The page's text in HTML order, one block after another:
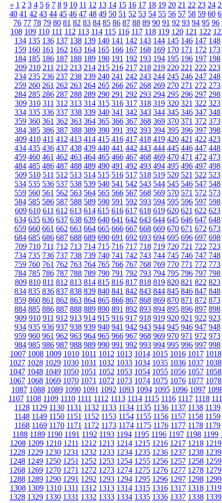
« 1 2 3 4 5 6 7 8 9 10 11 12 13 14 15 16 17 18 19 20 21 22 23 24
40 41 42 43 44 45 46 47 48 49 50 51 52 53 54 55 56 57 58 59 60
76 77 78 79 80 81 82 83 84 85 86 87 88 89 90 91 92 93 94 95 96
108 109 110 111 112 113 114 115 116 117 118 119 120 121 122
134 135 136 137 138 139 140 141 142 143 144 145 146 147 148
159 160 161 162 163 164 165 166 167 168 169 170 171 172 173
184 185 186 187 188 189 190 191 192 193 194 195 196 197 198
209 210 211 212 213 214 215 216 217 218 219 220 221 222 223
234 235 236 237 238 239 240 241 242 243 244 245 246 247 248
259 260 261 262 263 264 265 266 267 268 269 270 271 272 273
284 285 286 287 288 289 290 291 292 293 294 295 296 297 298
309 310 311 312 313 314 315 316 317 318 319 320 321 322 323
334 335 336 337 338 339 340 341 342 343 344 345 346 347 348
359 360 361 362 363 364 365 366 367 368 369 370 371 372 373
384 385 386 387 388 389 390 391 392 393 394 395 396 397 398
409 410 411 412 413 414 415 416 417 418 419 420 421 422 423
434 435 436 437 438 439 440 441 442 443 444 445 446 447 448
459 460 461 462 463 464 465 466 467 468 469 470 471 472 473
484 485 486 487 488 489 490 491 492 493 494 495 496 497 498
509 510 511 512 513 514 515 516 517 518 519 520 521 522 523
534 535 536 537 538 539 540 541 542 543 544 545 546 547 548
559 560 561 562 563 564 565 566 567 568 569 570 571 572 573
584 585 586 587 588 589 590 591 592 593 594 595 596 597 598
609 610 611 612 613 614 615 616 617 618 619 620 621 622 623
634 635 636 637 638 639 640 641 642 643 644 645 646 647 648
659 660 661 662 663 664 665 666 667 668 669 670 671 672 673
684 685 686 687 688 689 690 691 692 693 694 695 696 697 698
709 710 711 712 713 714 715 716 717 718 719 720 721 722 723
734 735 736 737 738 739 740 741 742 743 744 745 746 747 748
759 760 761 762 763 764 765 766 767 768 769 770 771 772 773
784 785 786 787 788 789 790 791 792 793 794 795 796 797 798
809 810 811 812 813 814 815 816 817 818 819 820 821 822 823
834 835 836 837 838 839 840 841 842 843 844 845 846 847 848
859 860 861 862 863 864 865 866 867 868 869 870 871 872 873
884 885 886 887 888 889 890 891 892 893 894 895 896 897 898
909 910 911 912 913 914 915 916 917 918 919 920 921 922 923
934 935 936 937 938 939 940 941 942 943 944 945 946 947 948
959 960 961 962 963 964 965 966 967 968 969 970 971 972 973
984 985 986 987 988 989 990 991 992 993 994 995 996 997 998
1007 1008 1009 1010 1011 1012 1013 1014 1015 1016 1017 1018
1027 1028 1029 1030 1031 1032 1033 1034 1035 1036 1037 1038
1047 1048 1049 1050 1051 1052 1053 1054 1055 1056 1057 1058
1067 1068 1069 1070 1071 1072 1073 1074 1075 1076 1077 1078
1087 1088 1089 1090 1091 1092 1093 1094 1095 1096 1097
1107 1108 1109 1110 1111 1112 1113 1114 1115 1116 1117 1118
1128 1129 1130 1131 1132 1133 1134 1135 1136 1137 1138 1139
1148 1149 1150 1151 1152 1153 1154 1155 1156 1157 1158 1159
1168 1169 1170 1171 1172 1173 1174 1175 1176 1177 1178 1179
1188 1189 1190 1191 1192 1193 1194 1195 1196 1197 1198 1199
1208 1209 1210 1211 1212 1213 1214 1215 1216 1217 1218 1219
1228 1229 1230 1231 1232 1233 1234 1235 1236 1237 1238 1239
1248 1249 1250 1251 1252 1253 1254 1255 1256 1257 1258 1259
1268 1269 1270 1271 1272 1273 1274 1275 1276 1277 1278 1279
1288 1289 1290 1291 1292 1293 1294 1295 1296 1297 1298 1299
1308 1309 1310 1311 1312 1313 1314 1315 1316 1317 1318 1319
1328 1329 1330 1331 1332 1333 1334 1335 1336 1337 1338 1339